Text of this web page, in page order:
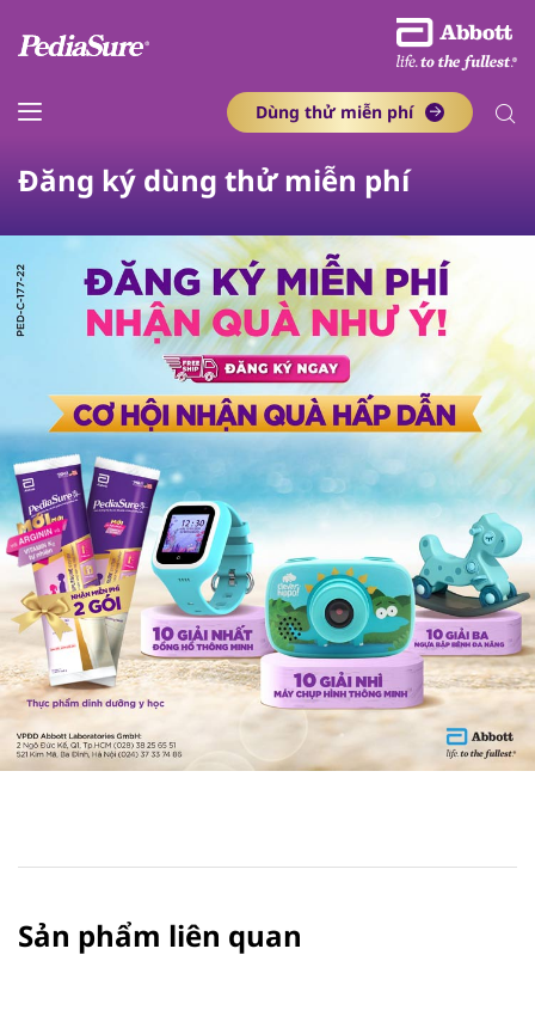
Dùng thử miễn phí​
Đăng ký dùng thử miễn phí​
Sản phẩm liên quan